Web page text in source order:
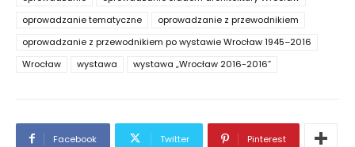
oprowadzanie tematyczne
oprowadzanie z przewodnikiem
oprowadzanie z przewodnikiem po wystawie Wrocław 1945–2016
Wrocław
wystawa wystawa „Wrocław 2016-2016”
Facebook Twitter Pinterest